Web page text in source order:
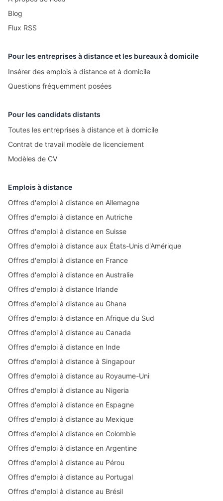
Blog
Flux RSS
Pour les entreprises à distance et les bureaux à domicile
Insérer des emplois à distance et à domicile
Questions fréquemment posées
Pour les candidats distants
Toutes les entreprises à distance et à domicile
Contrat de travail modèle de licenciement
Modèles de CV
Emplois à distance
Offres d'emploi à distance en Allemagne
Offres d'emploi à distance en Autriche
Offres d'emploi à distance en Suisse
Offres d'emploi à distance aux États-Unis d'Amérique
Offres d'emploi à distance en France
Offres d'emploi à distance en Australie
Offres d'emploi à distance Irlande
Offres d'emploi à distance au Ghana
Offres d'emploi à distance en Afrique du Sud
Offres d'emploi à distance au Canada
Offres d'emploi à distance en Inde
Offres d'emploi à distance à Singapour
Offres d'emploi à distance au Royaume-Uni
Offres d'emploi à distance au Nigeria
Offres d'emploi à distance en Espagne
Offres d'emploi à distance au Mexique
Offres d'emploi à distance en Colombie
Offres d'emploi à distance en Argentine
Offres d'emploi à distance au Pérou
Offres d'emploi à distance au Portugal
Offres d'emploi à distance au Brésil